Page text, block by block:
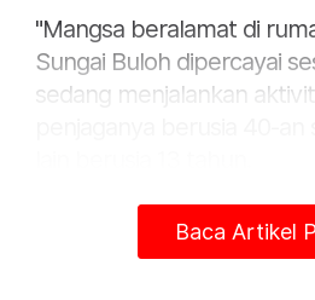
"Mangsa beralamat di
Sungai Buloh dipercayai
sedang menjalankan
"Mangsa mula mendaki
Baca Artikel